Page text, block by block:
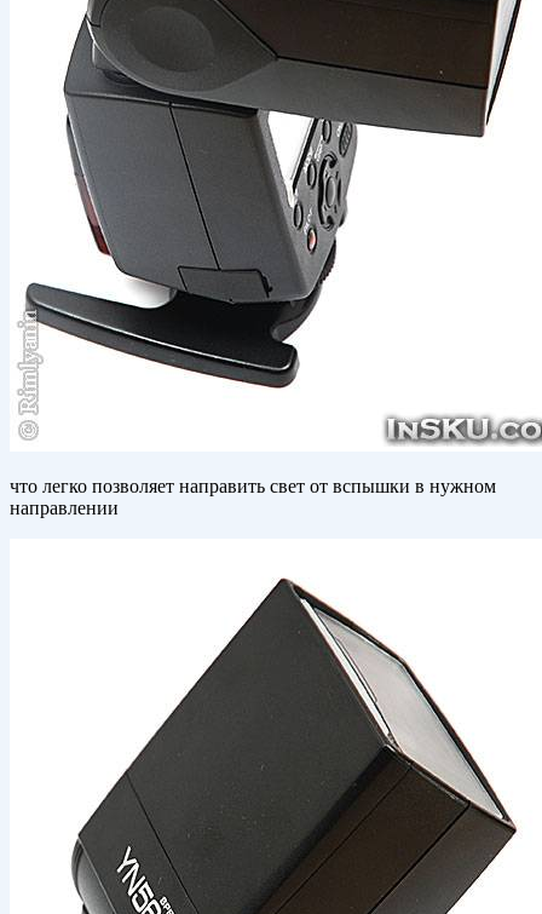
что легко позволяет направить свет от вспышки в нужном
направлении